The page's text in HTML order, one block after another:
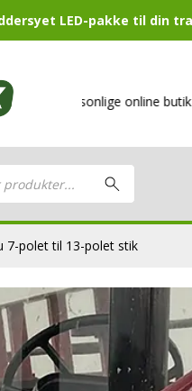
LED-pakke til din
online butiktil LED lys
LED-arbejdslamper
LED-forlygter
7-polet til 13-polet stik